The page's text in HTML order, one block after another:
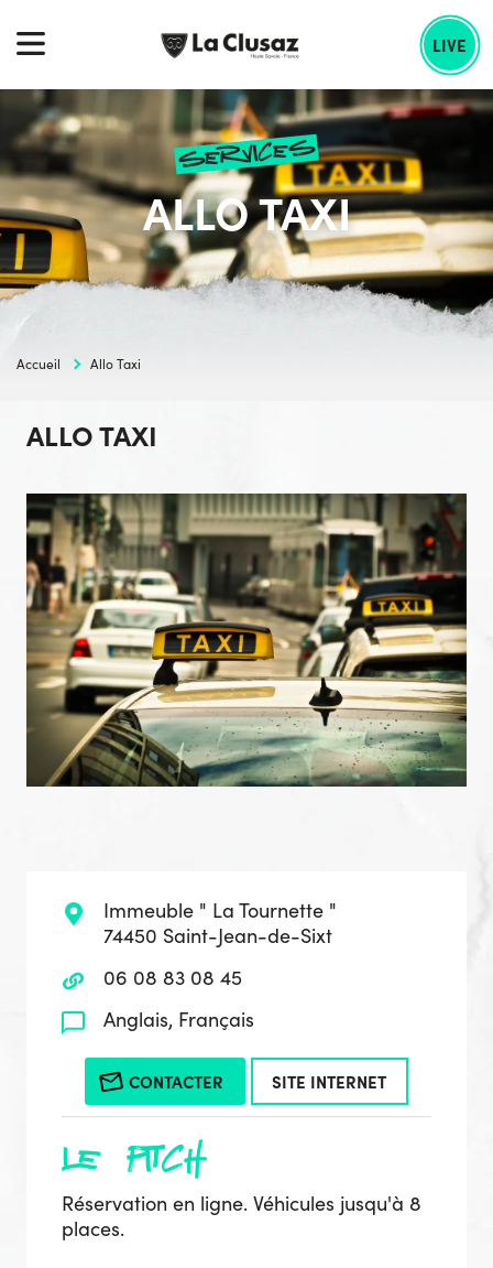
:
content
LIVE
services
ALLO TAXI
Accueil Allo Taxi
ALLO TAXI
Immeuble " La Tournette "
74450 Saint-Jean-de-Sixt
06 08 83 08 45
Anglais, Français
CONTACTER SITE INTERNET
le pitch
Réservation en ligne. Véhicules jusqu'à 8
places.